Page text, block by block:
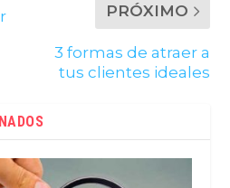
PRÓXIMO
3 formas de atraer a
tus clientes ideales